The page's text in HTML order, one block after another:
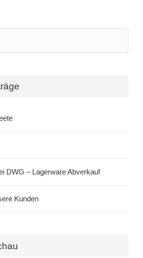
DWG – Lagerware Abverkauf
Kunden